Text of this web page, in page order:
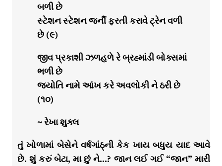
બળી છે
સ્ટેશન સ્ટેશન જર્ની ફરતી કરાવે ટ્રેન વળી
છે (૯)
જીવ પ્રકાશી ઝળહળે રે બ્રહ્માંડી બોક્સમાં
ભળી છે
જ્યોતિ નામે આંખ કરે અવલોકી ને ઠરી છે
(૧૦)
~ રેખા શુક્લ
તું ખોળામાં બેસેને વર્ષગાંઠ્ની કેક ખાય બધુય યાદ આવે
છે. શું કરું બેટા, મા છું ને…? જાન લઈ ગઈ “જાન” મારી